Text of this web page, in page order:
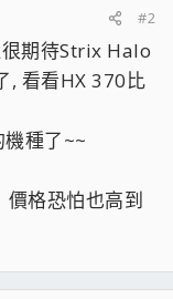
#2
期待Strix Halo
, 看看HX 370比
種了~~
格恐怕也高到